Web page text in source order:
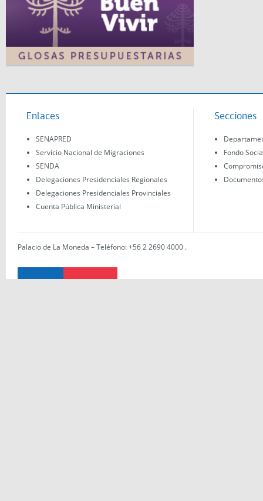
Enlaces
SENAPRED
Servicio Nacional de Migraciones
SENDA
Delegaciones Presidenciales Regionales
Delegaciones Presidenciales Provinciales
Cuenta Pública Ministerial
Secciones
Fondo
Palacio de La Moneda – Teléfono: +56 2 2690 4000 .